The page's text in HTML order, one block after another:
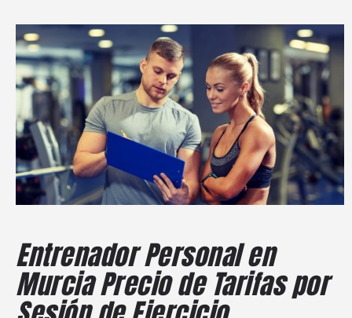
Entrenador Personal en
Murcia Precio de Tarifas por